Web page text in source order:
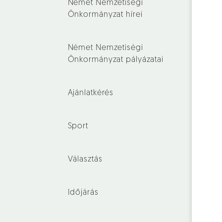
Német Nemzetiségi
Önkormányzat hírei
Német Nemzetiségi
Önkormányzat pályázatai
Ajánlatkérés
Sport
Választás
Időjárás